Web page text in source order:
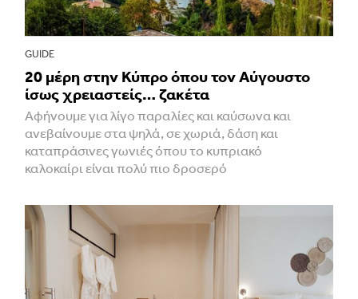
GUIDE
20 μέρη στην Κύπρο όπου τον Αύγουστο
ίσως χρειαστείς… ζακέτα
Αφήνουμε για λίγο παραλίες και καύσωνα και
ανεβαίνουμε στα ψηλά, σε χωριά, δάση και
καταπράσινες γωνιές όπου το κυπριακό
καλοκαίρι είναι πολύ πιο δροσερό